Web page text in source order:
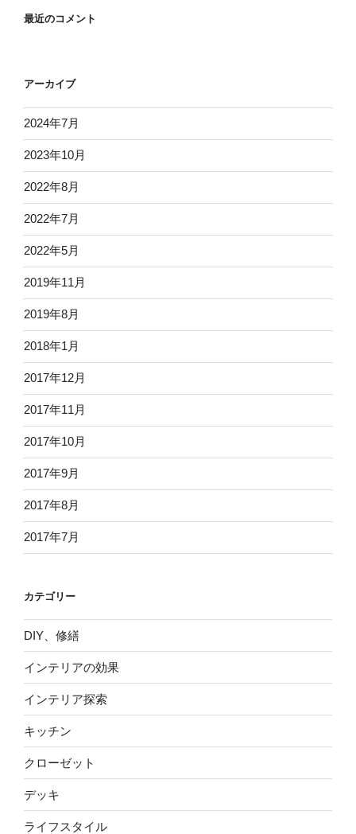
最近のコメント
アーカイブ
2024年7月
2023年10月
2022年8月
2022年7月
2022年5月
2019年11月
2019年8月
2018年1月
2017年12月
2017年11月
2017年10月
2017年9月
2017年8月
2017年7月
カテゴリー
DIY、修繕
インテリアの効果
インテリア探索
キッチン
クローゼット
デッキ
ライフスタイル